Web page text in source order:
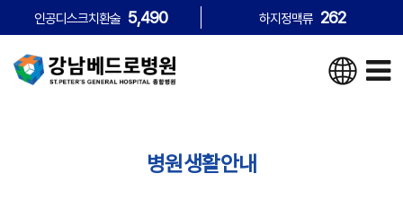
인공디스크치환술 5,490 하지정맥류 262
병원생활안내